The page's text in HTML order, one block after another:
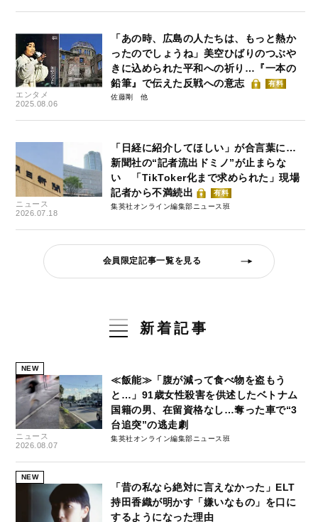
エンタメ
2025.08.06
「あの時、広島の人たちは、もっと熱か
ったのでしょうね」美空ひばりのつぶや
きに込められた平和への祈り…『一本の
鉛筆』で伝えた反戦への意志
有料
佐藤剛
ニュース
2026.07.18
「日経に紹介してほしい」が合言葉に…
新聞社の“記者流出ドミノ”が止まらな
い 「TikToker化まで求められた」現場
記者から不満続出
有料
集英社オンライン編集部ニュース班
会員限定記事一覧を見る
新着記事
NEW
ニュース
2026.08.07
≪飯能≫「腹が減って食べ物を盗もう
と…」91歳女性殺害を供述したベトナム
国籍の男、在留資格なし…奪った車で“3
台追突”の逃走劇
集英社オンライン編集部ニュース班
NEW
「昔の私なら絶対に言えなかった」ELT
持田香織が明かす「嫌いなもの」を口に
するようになった理由